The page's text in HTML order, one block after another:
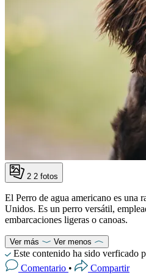
2 2 fotos
El Perro de agua americano es una
Unidos. Es un perro versátil,
embarcaciones ligeras o canoas.
Ver más Ver menos
Este contenido ha sido verficado
Comentario • Compartir